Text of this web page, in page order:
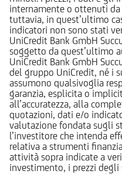
internamente o ottenuti
tuttavia, in quest’ultimo
indicatori non sono stati
UniCredit Bank GmbH
soggetto da quest’ultimo
UniCredit Bank GmbH
del gruppo UniCredit, né i
assumono qualsivoglia
garanzia, esplicita o
all’accuratezza, alla
quotazioni, dati e/o
valutazione fondata sugli
l’investitore che intenda
relativa a strumenti
attività sopra indicate a
investimento, i prezzi